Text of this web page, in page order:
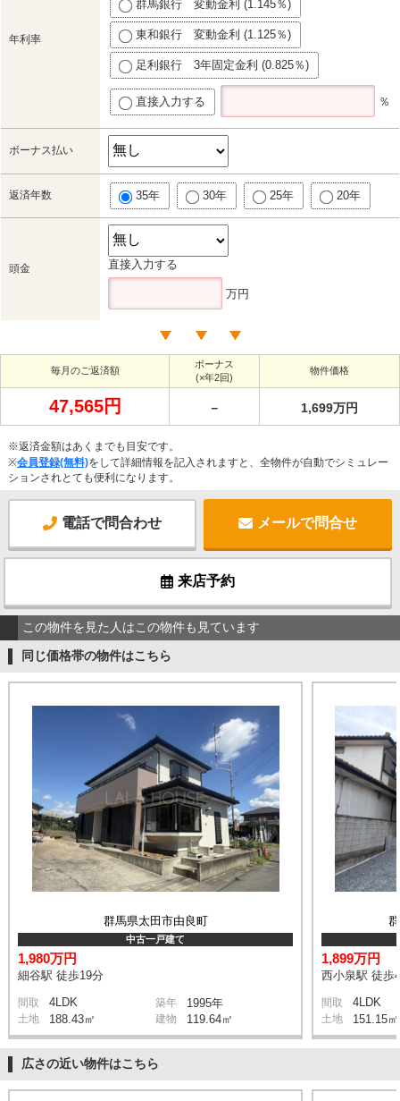
年利率
群馬銀行 変動金利 (1.145％)
東和銀行 変動金利 (1.125％)
足利銀行 3年固定金利 (0.825％)
直接入力する ％
ボーナス払い
返済年数 35年 30年 25年 20年
頭金 直接入力する
万円
毎月のご返済額
ボーナス
(×年2回)
物件価格
47,565円 － 1,699万円
※返済金額はあくまでも目安です。
※会員登録(無料)をして詳細情報を記入されますと、全物件が自動でシミュレー
ションされとても便利になります。
電話で問合わせ メールで問合せ
来店予約
この物件を見た人はこの物件も見ています
同じ価格帯の物件はこちら
群馬県太田市由良町
中古一戸建て
1,980万円
細谷駅 徒歩19分
間取 4LDK 築年 1995年
土地 188.43㎡ 建物 119.64㎡
1,899万円
西小泉駅 徒歩
間取 4LDK
土地 151.15㎡
広さの近い物件はこちら